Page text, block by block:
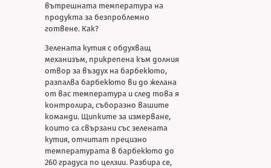
вътрешната температура на
продукта за безпроблемно
готвене. Как?
Зелената кутия с обдухващ
механизъм, прикрепена към долния
отвор за въздух на барбекюто,
разпалва барбекюто ви до желана
от вас температура и след това я
контролира, съборазно вашите
команди. Щипките за измерване,
които са свързани със зелената
кутия, отчитат прецизно
температурата в барбекюто до
260 градуса по целзии. Разбира се,